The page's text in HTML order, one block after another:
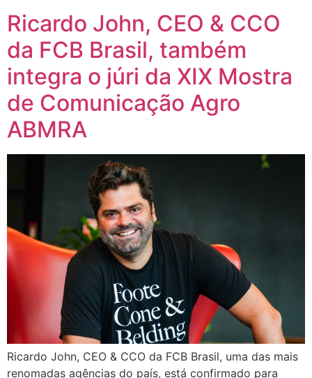
Ricardo John, CEO & CCO
da FCB Brasil, também
integra o júri da XIX Mostra
de Comunicação Agro
ABMRA
Ricardo John, CEO & CCO da FCB Brasil, uma das mais
renomadas agências do país, está confirmado para